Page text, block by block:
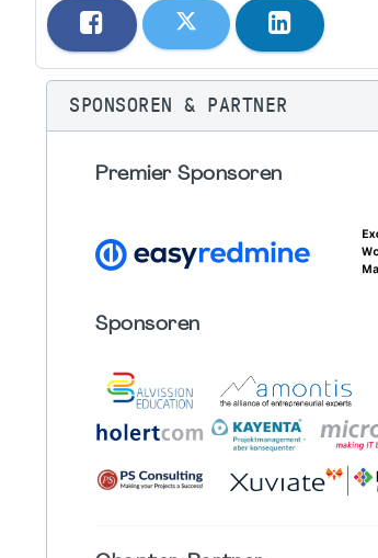
SPONSOREN & PARTNER
Premier Sponsoren
Sponsoren